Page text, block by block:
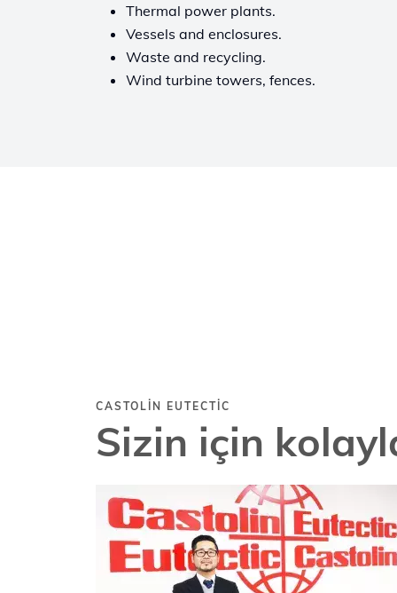
Thermal power plants.
Vessels and enclosures.
Waste and recycling.
Wind turbine towers, fences.
CASTOLIN EUTECTIC
Sizin için